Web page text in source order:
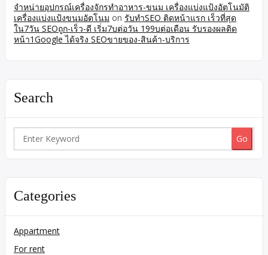
จำหน่ายอุปกรณ์เครื่องจักรทำอาหาร-ขนม เครื่องแบ่งแป้งอัตโนมัติ
เครื่องแบ่งแป้งขนมอัตโนม on รับทำSEO ติดหน้าแรก เร็วที่สุด
ใน7วัน SEOถูก-เร็ว-ดี เริ่ม7บต่อวัน 199บต่อเดือน รับรองผลติด
หน้า1Google ได้จริง SEOขายของ-สินค้า-บริการ
Search
Search
Categories
Appartment
For rent